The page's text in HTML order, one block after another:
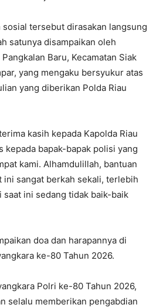
tersebut dirasakan langsung
satunya disampaikan oleh
Baru, Kecamatan Siak
yang mengaku bersyukur atas
yang diberikan Polda Riau
kasih kepada Kapolda Riau
kepada bapak-bapak polisi yang
kami. Alhamdulillah, bantuan
ini sangat berkah sekali, terlebih
saat ini sedang tidak baik-baik
doa dan harapannya di
ke-80 Tahun 2026.
Polri ke-80 Tahun 2026,
selalu memberikan pengabdian